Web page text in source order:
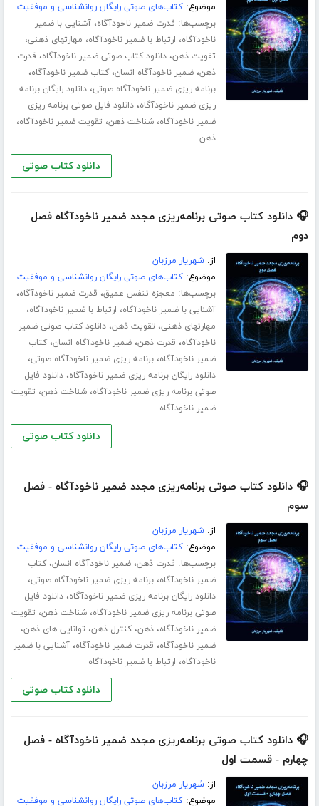
موضوع:کتاب‌های صوتی رایگان روانشناسی و موفقیت
برچسب‌ها: قدرت ضمیر ناخودآگاه،آشنایی با ضمیر
ناخودآگاه، ارتباط با ضمیر ناخودآگاه، مهارت­های ذهنی،
تقویت ذهن،دانلود کتاب صوتی ضمیر ناخودآگاه، قدرت
ذهن،ضمیر ناخودآگاه انسان،کتاب ضمیر ناخودآگاه،
برنامه ریزی ضمیر ناخودآگاه صوتی،دانلود رایگان برنامه
ریزی ضمیر ناخودآگاه،دانلود فایل صوتی برنامه ریزی
ضمیر ناخودآگاه،شناخت ذهن، تقویت ضمیر ناخودآگاه،
ذهن
دانلود کتاب صوتی
🎧 دانلود کتاب صوتی برنامه‌ریزی مجدد ضمیر ناخودآگاه فصل
دوم
از:شهریار مرزبان
موضوع:کتاب‌های صوتی رایگان روانشناسی و موفقیت
برچسب‌ها: معجزه تنفس عمیق، قدرت ضمیر ناخودآگاه،
آشنایی با ضمیر ناخودآگاه، ارتباط با ضمیر ناخودآگاه،
مهارت­های ذهنی، تقویت ذهن،دانلود کتاب صوتی ضمیر
ناخودآگاه، قدرت ذهن،ضمیر ناخودآگاه انسان،کتاب
ضمیر ناخودآگاه،برنامه ریزی ضمیر ناخودآگاه صوتی،
دانلود رایگان برنامه ریزی ضمیر ناخودآگاه،دانلود فایل
صوتی برنامه ریزی ضمیر ناخودآگاه،شناخت ذهن، تقویت
ضمیر ناخودآگاه
دانلود کتاب صوتی
🎧 دانلود کتاب صوتی برنامه‌ریزی مجدد ضمیر ناخودآگاه - فصل
سوم
از:شهریار مرزبان
موضوع:کتاب‌های صوتی رایگان روانشناسی و موفقیت
برچسب‌ها: قدرت ذهن،ضمیر ناخودآگاه انسان،کتاب
ضمیر ناخودآگاه،برنامه ریزی ضمیر ناخودآگاه صوتی،
دانلود رایگان برنامه ریزی ضمیر ناخودآگاه،دانلود فایل
صوتی برنامه ریزی ضمیر ناخودآگاه،شناخت ذهن، تقویت
ضمیر ناخودآگاه،ذهن،کنترل ذهن، توانایی های ذهن،
ضمیر ناخودآگاه، قدرت ضمیر ناخودآگاه،آشنایی با ضمیر
ناخودآگاه، ارتباط با ضمیر ناخودآگاه
دانلود کتاب صوتی
🎧 دانلود کتاب صوتی برنامه‌ریزی مجدد ضمیر ناخودآگاه - فصل
چهارم - قسمت اول
از:شهریار مرزبان
موضوع:کتاب‌های صوتی رایگان روانشناسی و موفقیت